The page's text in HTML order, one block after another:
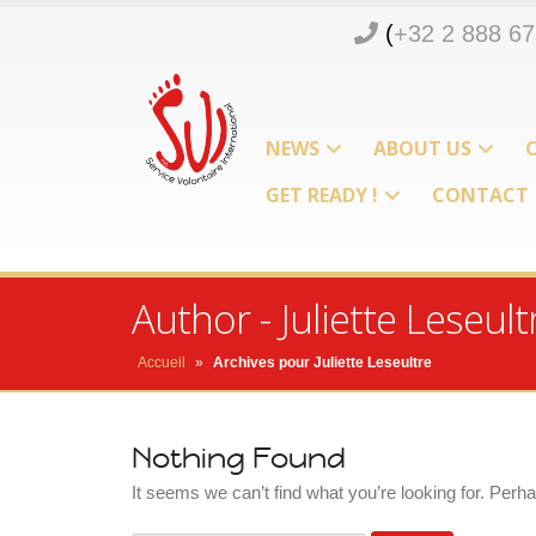
(+32 2 888
NEWS ABOUT US
GET READY !
CONTACT
Author - Juliette
Accueil » Archives pour Juliette Leseultre
Nothing Found
It seems we can’t find what you’re looking for.